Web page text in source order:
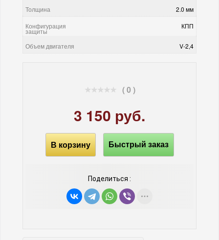
Толщина
2.0 мм
Конфигурация
защиты
КПП
Объем двигателя V-2,4
( 0 )
3 150 руб.
В корзину Быстрый заказ
Поделиться :